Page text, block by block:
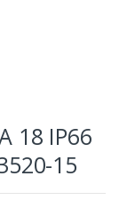
18 IP66
15